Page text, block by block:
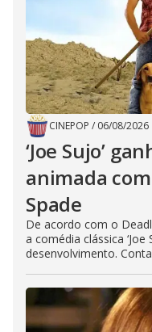
CINEPOP / 06/08/2026
‘Joe Sujo’
animada
Spade
De acordo com o
a comédia clássica
desenvolvimento.